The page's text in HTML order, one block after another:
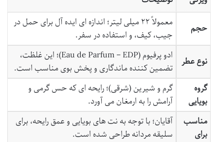
حجم
معمولاً ۲۲ میلی لیتر؛ اندازه ای ایده آل برای حمل در
جیب، کیف، و استفاده در سفر.
نوع عطر
ادو پرفیوم (Eau de Parfum – EDP)؛ این غلظت،
تضمین کننده ماندگاری و پخش بوی مناسب است.
گروه
بویایی
گرم و شیرین (شرقی)؛ رایحه ای که حس گرمی و
آرامش را به ارمغان می آورد.
مناسب
برای
آقایان؛ با توجه به نت های بویایی و عمق رایحه، برای
سلیقه مردانه طراحی شده است.